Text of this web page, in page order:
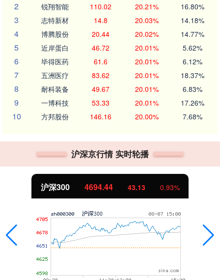
2 锐翔智能 110.02 20.21% 16.80%
3 志特新材 14.8 20.03% 14.18%
4 博腾股份 20.44 20.02% 14.77%
5 近岸蛋白 46.72 20.01% 5.62%
6 毕得医药 61.6 20.01% 6.12%
7 五洲医疗 83.62 20.01% 18.37%
8 耐科装备 49.67 20.01% 6.83%
9 一博科技 53.33 20.01% 17.26%
10 方邦股份 146.16 20.00% 7.68%
沪深京行情 实时轮播
0.93% 北证50 1134.24